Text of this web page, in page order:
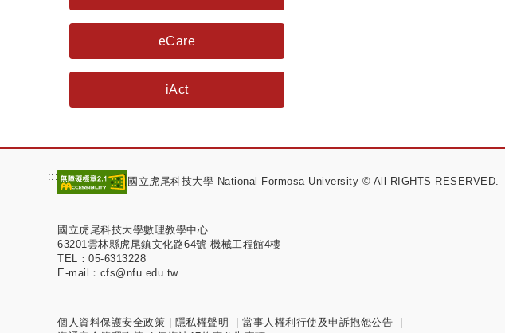
eCare
iAct
::: 國立虎尾科技大學 National Formosa University © All RIGHTS RESERVED.
國立虎尾科技大學數理教學中心
63201雲林縣虎尾鎮文化路64號 機械工程館4樓
TEL：05-6313228
E-mail：cfs@nfu.edu.tw
個人資料保護安全政策 隱私權聲明 當事人權利行使及申訴抱怨公告